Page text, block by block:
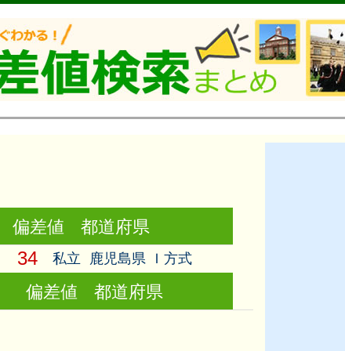
偏差値 都道府県
34 私立 鹿児島県 Ｉ方式
偏差値 都道府県